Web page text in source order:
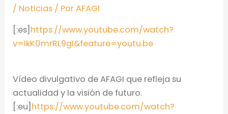
/ Noticias / PorAFAGI
[:es] https://www.youtube.com/watch?
v=IkK0mrRL9gI&feature=youtu.be
Vídeo divulgativo de AFAGI que refleja su
actualidad y la visión de futuro.
[:eu] https://www.youtube.com/watch?